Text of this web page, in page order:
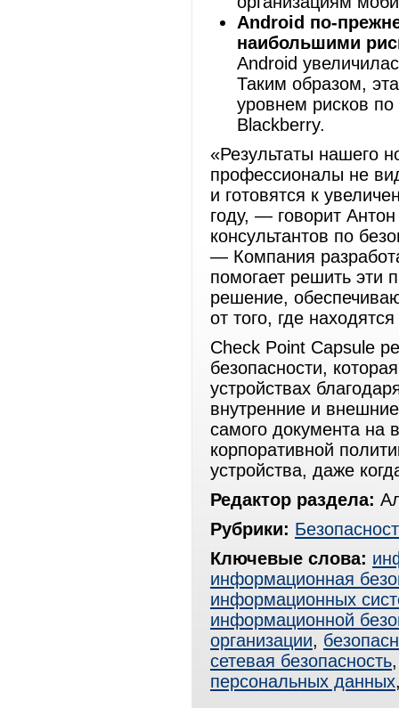
Android по-
наибольшими
Android
Таким образом,
уровнем рисков
Blackberry.
«Результаты нашего
профессионалы не
и готовятся к
году, — говорит
консультантов по
— Компания
помогает решить эти
решение,
от того, где
Check Point Capsule
безопасности,
устройствах
внутренние и
самого документа на
корпоративной
устройства, даже
Редактор раздела:
Рубрики:
Ключевые слова:
информационная
информационных
информационной
организации,
сетевая безопасность
персональных данных